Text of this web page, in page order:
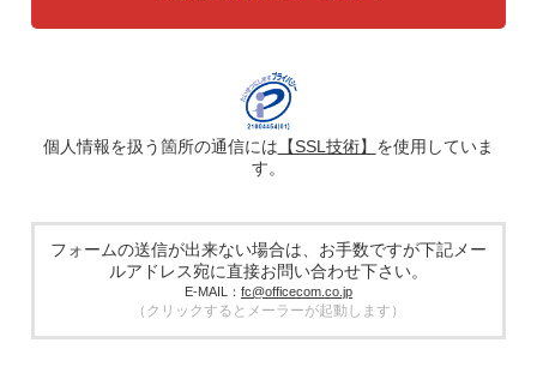
広告配信の効率化、マーケティング活動などのために、氏
を、ハッシュ化などの適切なセキュリティ対策を施した上
で、広告配信サービス提供事業者に提供する場合がありま
す。提供した個人情報は、広告配信サービス提供事業者のプ
ライバシーポリシーに基づき取り扱われます。
5. 個人情報の取り扱い業務の委託
場合があります。その際、弊社は、個人情報を適切に保護で
きる管理体制を敷き実行していることを条件として委託先を
厳選したうえで、機密保持契約を委託先と締結し、お客様の
個人情報を厳密に管理させます。
個人情報を扱う箇所の通信には 【SSL技術】 を使用していま
す。
フォームの送信が出来ない場合は、お手数ですが下記メー
ルアドレス宛に直接お問い合わせ下さい。
E-MAIL： fc@officecom.co.jp
（クリックするとメーラーが起動します）